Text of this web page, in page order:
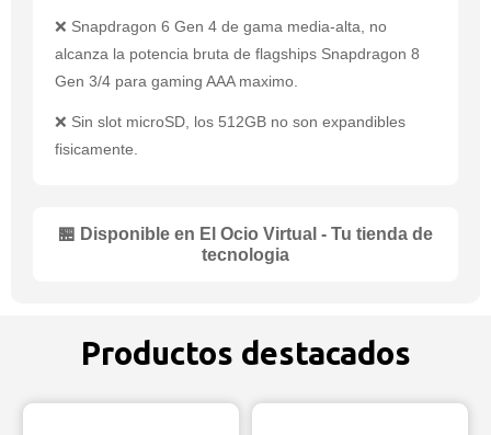
❌ Snapdragon 6 Gen 4 de gama media-alta, no
alcanza la potencia bruta de flagships Snapdragon 8
Gen 3/4 para gaming AAA maximo.
❌ Sin slot microSD, los 512GB no son expandibles
fisicamente.
🏪 Disponible en El Ocio Virtual - Tu tienda de
tecnologia
Productos destacados